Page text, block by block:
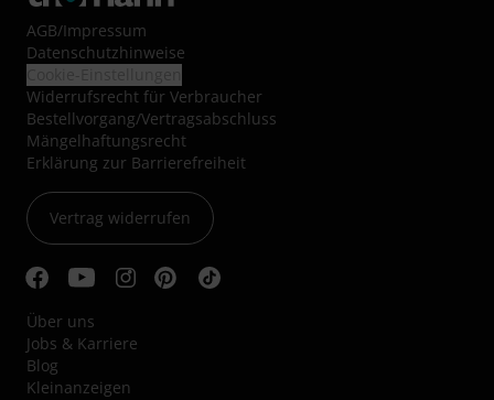
AGB/Impressum
Datenschutzhinweise
Widerrufsrecht für Verbraucher
Bestellvorgang/Vertragsabschluss
Mängelhaftungsrecht
Erklärung zur Barrierefreiheit
Vertrag widerrufen
Über uns
Jobs & Karriere
Blog
Kleinanzeigen